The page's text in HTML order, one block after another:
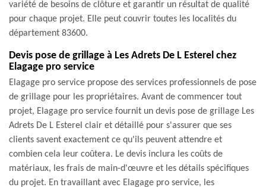
variété de besoins de clôture et garantir un résultat de qualité
pour chaque projet. Elle peut couvrir toutes les localités du
département 83600.
Devis pose de grillage à Les Adrets De L Esterel chez
Elagage pro service
Elagage pro service propose des services professionnels de pose
de grillage pour les propriétaires. Avant de commencer tout
projet, Elagage pro service fournit un devis pose de grillage Les
Adrets De L Esterel clair et détaillé pour s'assurer que ses
clients savent exactement ce qu'ils peuvent attendre et
combien cela leur coûtera. Le devis inclura les coûts de
matériaux, les frais de main-d'œuvre et les détails spécifiques
du projet. En travaillant avec Elagage pro service, les